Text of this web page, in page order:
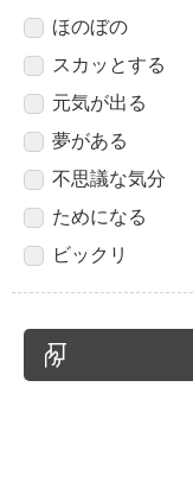
ほのぼの
スカッとする
元気が出る
夢がある
不思議な気分
ためになる
ビックリ